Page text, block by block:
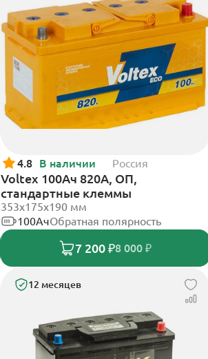
4.8 В наличии Россия
Voltex 100Ач 820А, ОП,
стандартные клеммы
353х175х190 мм
100АчОбратная полярность
7 200 ₽8 000 ₽
12 месяцев